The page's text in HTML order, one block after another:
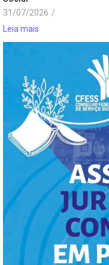
31/07/2026 /
Leia mais